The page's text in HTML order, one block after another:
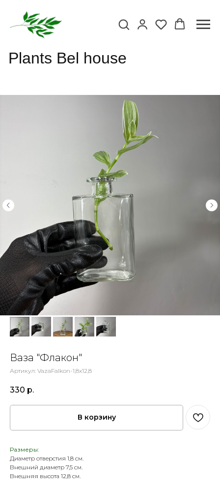
Plants Bel house
Ваза "Флакон"
Артикул: VazaFalkon-1,8x12,8
330 р.
В корзину
Размеры:
Диаметр отверстия 1,8 см.
Внешний диаметр 7,5 см.
Внешняя высота 12,8 см.